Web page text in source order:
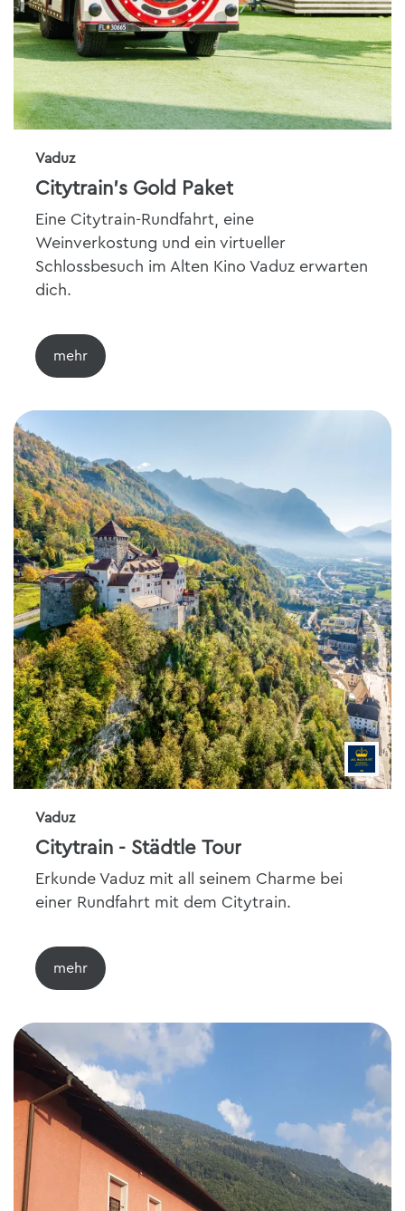
Vaduz
Citytrain's Gold Paket
Eine Citytrain-Rundfahrt, eine
Weinverkostung und ein virtueller
Schlossbesuch im Alten Kino Vaduz erwarten
dich.
Vaduz
Citytrain - Städtle Tour
Erkunde Vaduz mit all seinem Charme bei
einer Rundfahrt mit dem Citytrain.